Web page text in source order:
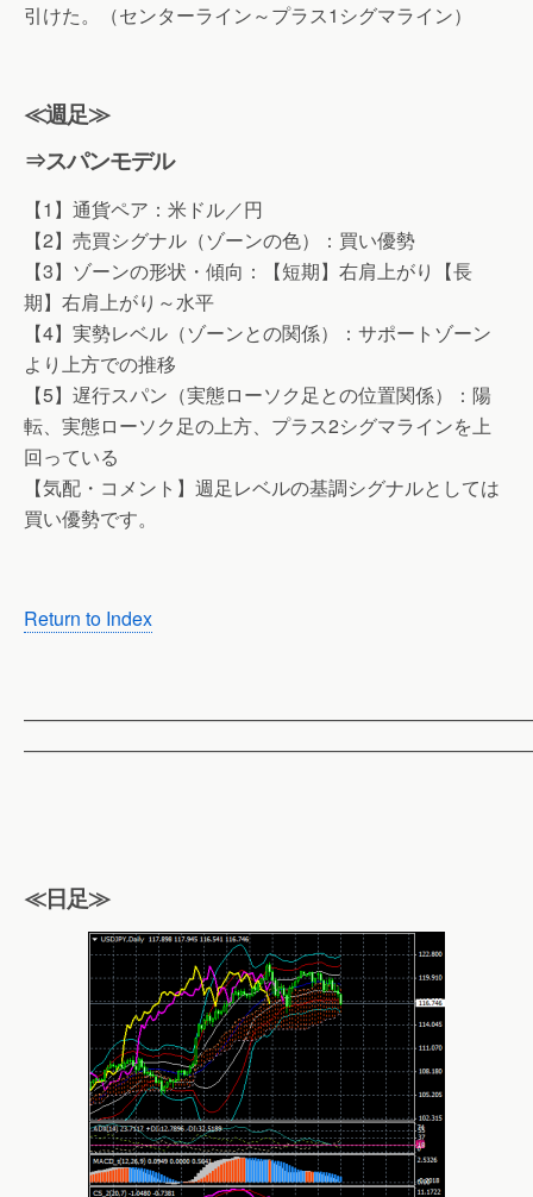
引けた。（センターライン～プラス1シグマライン）
≪週足≫
⇒スパンモデル
【1】通貨ペア：米ドル／円
【2】売買シグナル（ゾーンの色）：買い優勢
【3】ゾーンの形状・傾向：【短期】右肩上がり【長
期】右肩上がり～水平
【4】実勢レベル（ゾーンとの関係）：サポートゾーン
より上方での推移
【5】遅行スパン（実態ローソク足との位置関係）：陽
転、実態ローソク足の上方、プラス2シグマラインを上
回っている
【気配・コメント】週足レベルの基調シグナルとしては
買い優勢です。
Return to Index
≪日足≫